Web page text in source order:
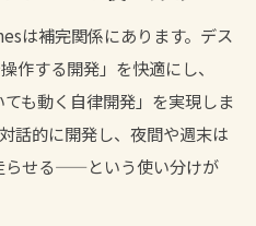
は補完関係にあります。デス
作する開発」を快適にし、
も動く自律開発」を実現しま
話的に開発し、夜間や週末は
らせる——という使い分けが